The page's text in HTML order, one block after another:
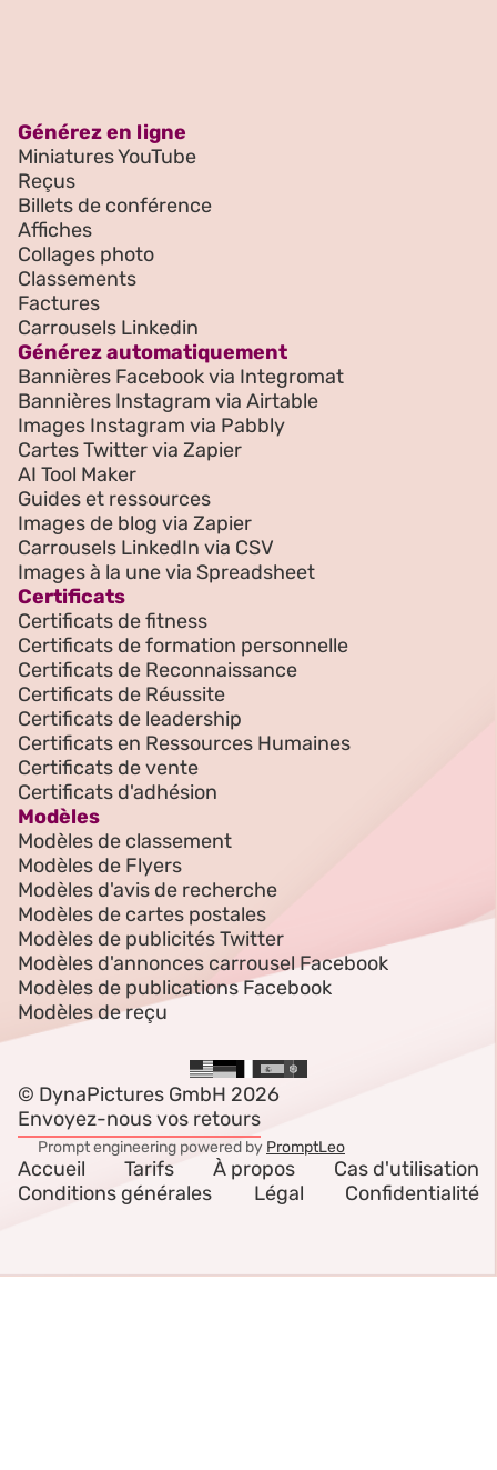
Générez en ligne
Miniatures YouTube
Reçus
Billets de conférence
Affiches
Collages photo
Classements
Factures
Carrousels Linkedin
Générez automatiquement
Bannières Facebook via Integromat
Bannières Instagram via Airtable
Images Instagram via Pabbly
Cartes Twitter via Zapier
AI Tool Maker
Guides et ressources
Images de blog via Zapier
Carrousels LinkedIn via CSV
Images à la une via Spreadsheet
Certificats
Certificats de fitness
Certificats de formation personnelle
Certificats de Reconnaissance
Certificats de Réussite
Certificats de leadership
Certificats en Ressources Humaines
Certificats de vente
Certificats d'adhésion
Modèles
Modèles de classement
Modèles de Flyers
Modèles d'avis de recherche
Modèles de cartes postales
Modèles de publicités Twitter
Modèles d'annonces carrousel Facebook
Modèles de publications Facebook
Modèles de reçu
© DynaPictures GmbH 2026
Envoyez-nous vos retours
Prompt engineering powered by PromptLeo
Accueil Tarifs À propos
Cas d'utilisation
Conditions générales
Légal Confidentialité